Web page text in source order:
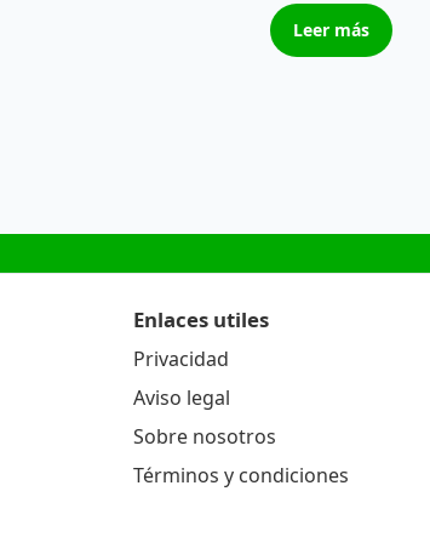
Leer más
Enlaces utiles
Privacidad
Aviso legal
Sobre nosotros
Términos y condiciones